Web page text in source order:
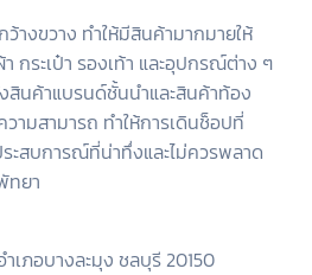
งขวาง ทำให้มีสินค้ามากมายให้
า กระเป๋า รองเท้า และอุปกรณ์ต่าง ๆ
นค้าแบรนด์ชั้นนำและสินค้าท้อง
มสามารถ ทำให้การเดินช็อปที่
ะสบการณ์ที่น่าทึ่งและไม่ควรพลาด
ทยา
เภอบางละมุง ชลบุรี 20150